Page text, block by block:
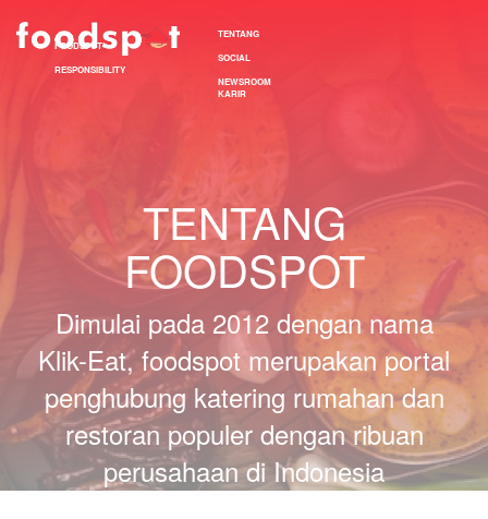
TENTANG
FOODSPOT
SOCIAL
RESPONSIBILITY
NEWSROOM
KARIR
TENTANG
FOODSPOT
Dimulai pada 2012 dengan nama
Klik-Eat, foodspot merupakan portal
penghubung katering rumahan dan
restoran populer dengan ribuan
perusahaan di Indonesia